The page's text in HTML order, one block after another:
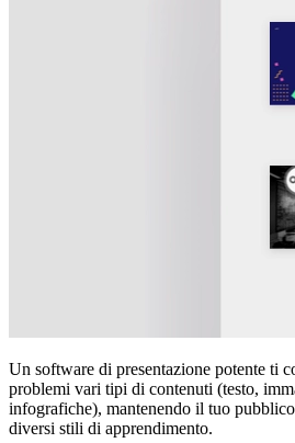
Un software di presentazione potente ti
problemi vari tipi di contenuti (testo,
infografiche), mantenendo il tuo
diversi stili di apprendimento.